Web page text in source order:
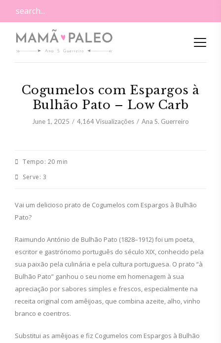
Cogumelos com Espargos à
Bulhão Pato – Low Carb
June 1, 2025 4,164Visualizações Ana S. Guerreiro
Tempo: 20 min
Serve: 3
Vai um delicioso prato de Cogumelos com Espargos à Bulhão
Pato?
Raimundo António de Bulhão Pato (1828–1912) foi um poeta,
escritor e gastrónomo português do século XIX, conhecido pela
sua paixão pela culinária e pela cultura portuguesa. O prato “à
Bulhão Pato” ganhou o seu nome em homenagem à sua
apreciação por sabores simples e frescos, especialmente na
receita original com amêijoas, que combina azeite, alho, vinho
branco e coentros.
Substitui as amêijoas e fiz Cogumelos com Espargos à Bulhão